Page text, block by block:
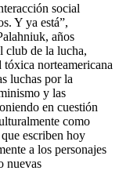
social
Y ya está”,
años
club de la lucha,
norteamericana
luchas por la
y las
en cuestión
como
escriben hoy
a los personajes
nuevas